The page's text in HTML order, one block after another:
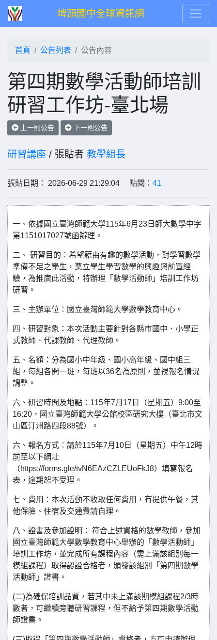
埤頭國中全球資訊網
首頁 公告列表 公告內容
第四期數學活動師培訓
研習工作坊-臺北場
上一則公告 下一則公告
研習講座 / 張貼者 教學組長
張貼日期： 2026-06-29 21:29:04 點閱： 41
一、依據國立臺灣師範大學115年6月23日師大數學中字
第1151017027號函辦理。
二、 研習目的：希望藉由有趣的數學活動，對學習數學
準備不足之學生，奠立學生學習數學的興趣與前置經
驗，為推廣此活動，特辦理「數學活動師」培訓工作坊
研習。
三、主辦單位：國立臺灣師範大學數學教育中心。
四、研習對象：本次活動主要針對各縣市國中、小學正
式教師、代課教師、代理教師。
五、名額：分為國小中年級、國小高年級、國中組三
組，每組各開一班，每班以36名為原則，並視報名情況
調整。
六、研習時間及地點：115年7月17日（星期五）9:00至
16:20，國立臺灣師範大學公館校區研究大樓（臺北市文
山區汀州路四段88號）。
六、報名方式：請於115年7月10日（星期五）中午12時
前至以下網址
（https://forms.gle/tvN6EAzCZLEUoFkJ8）填寫報名
表，逾期恕不受理。
七、費用：本次活動不收取任何費用，有提供午餐，其
他保險、住宿及交通費請自理。
八、證書及參加證明： 符合上述資格的數學教師，參加
國立臺灣師範大學數學教育中心舉辦的「數學活動師」
培訓工作坊，並完成所有課程內容（需上滿該組別每一
模組課程）取得認證合格者，頒發該組別「第四期數學
活動師」證書。
(二)為確保培訓品質，若其中未上滿該期模組課程2/3時
數者，可繼續旁聽研習課程，但不給予第四期數學活動
師證書。